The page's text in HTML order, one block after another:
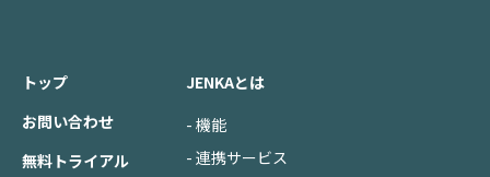
トップ
お問い合わせ
無料トライアル
JENKAとは
- 機能
- 連携サービス